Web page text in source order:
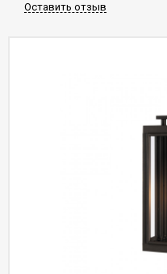
Оставить отзыв